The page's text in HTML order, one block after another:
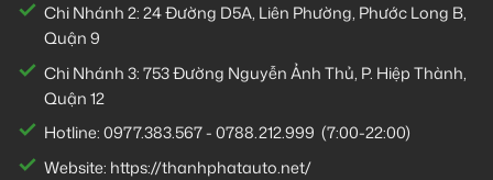
Chi Nhánh 2:24 Đường D5A, Liên Phường, Phước Long B,
Quận 9
Chi Nhánh 3:753 Đường Nguyễn Ảnh Thủ, P. Hiệp Thành,
Quận 12
Hotline:0977.383.567-0788.212.999 (7:00-22:00)
Website: https://thanhphatauto.net/